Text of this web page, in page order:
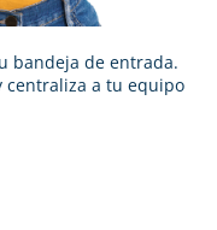
bandeja de entrada.
centraliza a tu equipo